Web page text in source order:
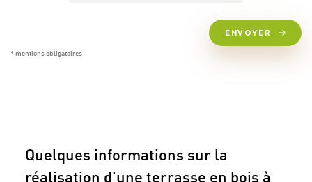
ENVOYER
* mentions obligatoires
Quelques informations sur la
réalisation d'une terrasse en bois à